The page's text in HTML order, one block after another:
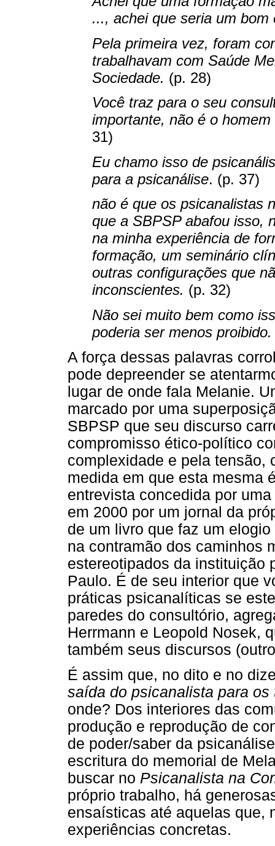
..., achei que seria um bom
Pela primeira vez, foram
trabalhavam com Saúde
Sociedade. (p. 28)
Você traz para o seu
importante, não é o
31)
Eu chamo isso de
para a psicanálise. (p. 37)
não é que os psicanalistas
que a SBPSP abafou isso,
na minha experiência de
formação, um seminário
outras configurações que
inconscientes. (p. 32)
Não sei muito bem como
poderia ser menos proibido.
A força dessas palavras
pode depreender se
lugar de onde fala Melanie.
marcado por uma
SBPSP que seu discurso
compromisso ético-político
complexidade e pela tensão,
medida em que esta mesma
entrevista concedida por
em 2000 por um jornal da
de um livro que faz um
na contramão dos caminhos
estereotipados da instituição
Paulo. É de seu interior que
práticas psicanalíticas se
paredes do consultório,
Herrmann e Leopold Nosek,
também seus discursos
É assim que, no dito e no
saída do psicanalista para
onde? Dos interiores das
produção e reprodução de
de poder/saber da
escritura do memorial de
buscar no Psicanalista na
próprio trabalho, há
ensaísticas até aquelas que,
experiências concretas.